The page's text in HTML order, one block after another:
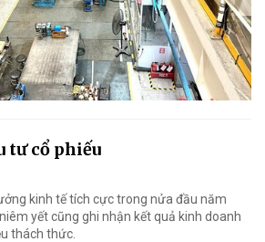
tư cổ phiếu
kinh tế tích cực trong nửa đầu năm
yết cũng ghi nhận kết quả kinh doanh
thách thức.